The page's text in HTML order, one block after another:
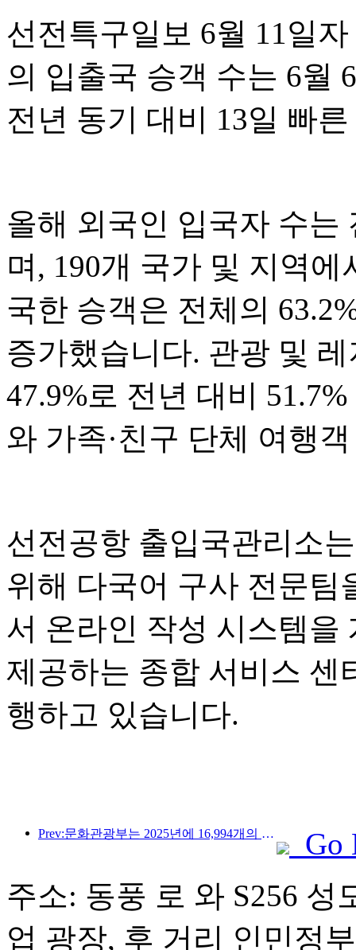
선전특구일보 6월 11일
의 입출국 승객 수는 6월
전년 동기 대비 13일 빠
올해 외국인 입국자 수는
며, 190개 국가 및 지역
국한 승객은 전체의
증가했습니다. 관광 및
47.9%로 전년 대비
와 가족·친구 단체 여행
선전공항 출입국관리소
위해 다국어 구사 전문팀
서 온라인 작성 시스템을
제공하는 종합 서비스 센
행하고 있습니다.
Prev:문화관광부는 2025년에 16,994개의 A급 관광지에 75억 1천만 명의 관광객이 방문하여 5,544억 9천만 위안의 관광 수입을 올릴 것으로 예상한다고 발표했습니다.
Go
주소: 동풍 로 와 S256 성
업 광장, 후 거리 인민정부